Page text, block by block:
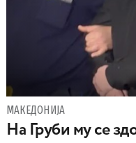
МАКЕДОНИЈА
На Груби му се